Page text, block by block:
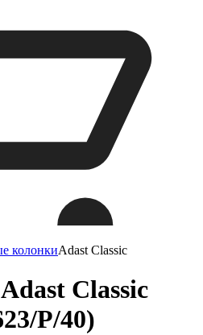
колонкиAdast Classic
Classic
P/40)